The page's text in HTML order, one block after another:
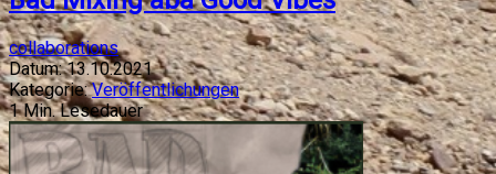
collaborations
Datum: 13.10.2021
Kategorie: Veröffentlichungen
1Min. Lesedauer